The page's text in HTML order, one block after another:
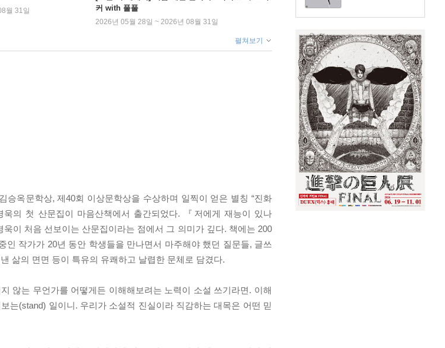
월 31일
커 with 풀풀
2026년 05월 28일 ~ 2026년 08월 31일
펼쳐보기
옥문학상, 제40회 이상문학상을 수상하며 일찍이 얻은 별칭 “진화
의 첫 산문집이 마음산책에서 출간되었다. 『저에게 재능이 있나
이 처음 선보이는 산문집이라는 점에서 그 의미가 깊다. 책에는 200
작가가 20년 동안 학생들을 만나면서 마주해야 했던 질문들, 글쓰
삶의 면면 등이 특유의 유쾌하고 날렵한 문체로 담겼다.
않는 무언가를 어떻게든 이해해보려는 노력이 소설 쓰기라면. 이해
는(stand) 일이니. 우리가 소설적 진실이라 직감하는 대목은 어떤 믿